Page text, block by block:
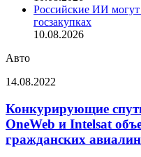
Российские ИИ
госзакупках
10.08.2026
Авто
Конкурирующие
операторы
OneWeb
и
Intelsat
14.08.2022
Конкурирующие
OneWeb и Intelsat
гражданских